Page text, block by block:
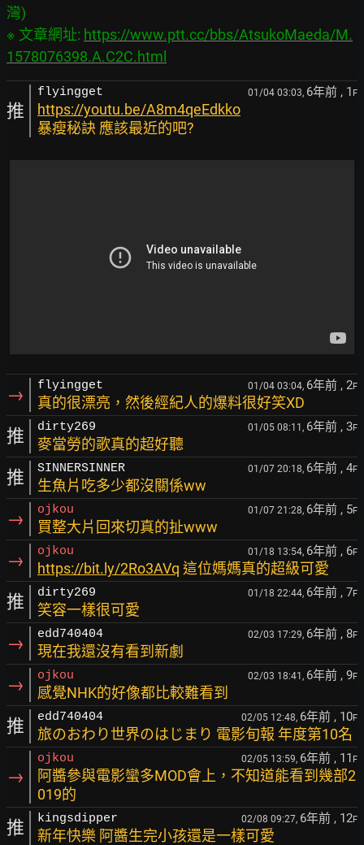
灣)
※ 文章網址: https://www.ptt.cc/bbs/AtsukoMaeda/M.
1578076398.A.C2C.html
推
flyingget 01/04 03:03, 6年前 , 1 F
https://youtu.be/A8m4qeEdkko
暴瘦秘訣 應該最近的吧?
→ flyingget 01/04 03:04, 6年前 , 2F
真的很漂亮，然後經紀人的爆料很好笑XD
推 dirty269 01/05 08:11, 6年前 , 3F
麥當勞的歌真的超好聽
推 SINNERSINNER 01/07 20:18, 6年前 , 4F
生魚片吃多少都沒關係ww
→ ojkou 01/07 21:28, 6年前 , 5F
買整大片回來切真的扯www
→ ojkou 01/18 13:54, 6年前 , 6F
https://bit.ly/2Ro3AVq 這位媽媽真的超級可愛
推 dirty269 01/18 22:44, 6年前 , 7F
笑容一樣很可愛
→ edd740404 02/03 17:29, 6年前 , 8F
現在我還沒有看到新劇
→ ojkou 02/03 18:41, 6年前 , 9F
感覺NHK的好像都比較難看到
推 edd740404 02/05 12:48, 6年前 , 10F
旅のおわり世界のはじまり 電影旬報 年度第10名
→
ojkou 02/05 13:59, 6年前 , 11 F
阿醬參與電影蠻多MOD會上，不知道能看到幾部2
019的
推 kingsdipper 02/08 09:27, 6年前 , 12F
新年快樂 阿醬生完小孩還是一樣可愛